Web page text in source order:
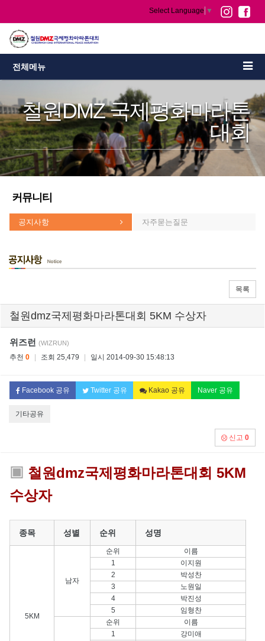
Select Language ▼
전체메뉴
철원DMZ 국제평화마라톤
대회
커뮤니티
공지사항 자주묻는질문
목록
철원dmz국제평화마라톤대회 5KM 수상자
위즈런 (WIZRUN)
추천 0 조회 25,479 일시 2014-09-30 15:48:13
Facebook 공유 Twitter 공유 Kakao 공유 Naver 공유
기타공유
신고 0
▣ 철원dmz국제평화마라톤대회 5KM
수상자
종목 성별 순위 성명
5KM
남자
순위
이름
1
이지원
2
박성찬
3
노원일
4
박진성
5
임형찬
순위
이름
1
강미애